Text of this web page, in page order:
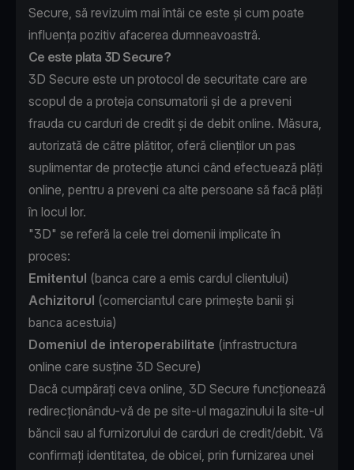
Secure, să revizuim mai întâi ce este și cum poate
influența pozitiv afacerea dumneavoastră.
Ce este plata 3D Secure?
3D Secure este un protocol de securitate care are
scopul de a proteja consumatorii și de a preveni
frauda cu carduri de credit și de debit online. Măsura,
autorizată de către plătitor, oferă clienților un pas
suplimentar de protecție atunci când efectuează plăți
online, pentru a preveni ca alte persoane să facă plăți
în locul lor.
"3D" se referă la cele trei domenii implicate în
proces:
Emitentul (banca care a emis cardul clientului)
Achizitorul (comerciantul care primește banii și
banca acestuia)
Domeniul de interoperabilitate (infrastructura
online care susține 3D Secure)
Dacă cumpărați ceva online, 3D Secure funcționează
redirecționându-vă de pe site-ul magazinului la site-ul
băncii sau al furnizorului de carduri de credit/debit. Vă
confirmați identitatea, de obicei, prin furnizarea unei